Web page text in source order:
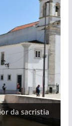
da sacristia